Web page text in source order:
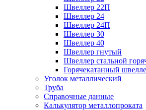
Швеллер 22П
Швеллер 24
Швеллер 24П
Швеллер 30
Швеллер 40
Швеллер гнутый
Швеллер стальной
Горячекатанный
Уголок металлический
Труба
Справочные данные
Калькулятор металлопроката